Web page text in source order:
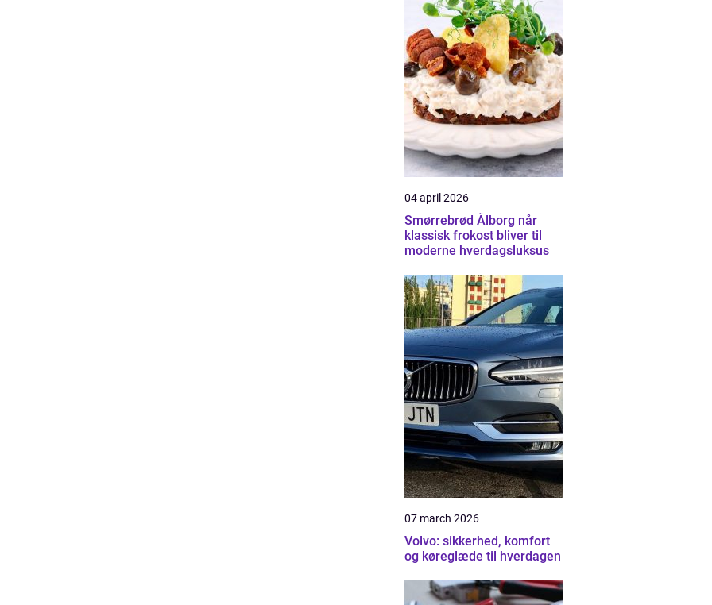
04 april 2026
Smørrebrød Ålborg når
klassisk frokost bliver til
moderne hverdagsluksus
07 march 2026
Volvo: sikkerhed, komfort
og køreglæde til hverdagen